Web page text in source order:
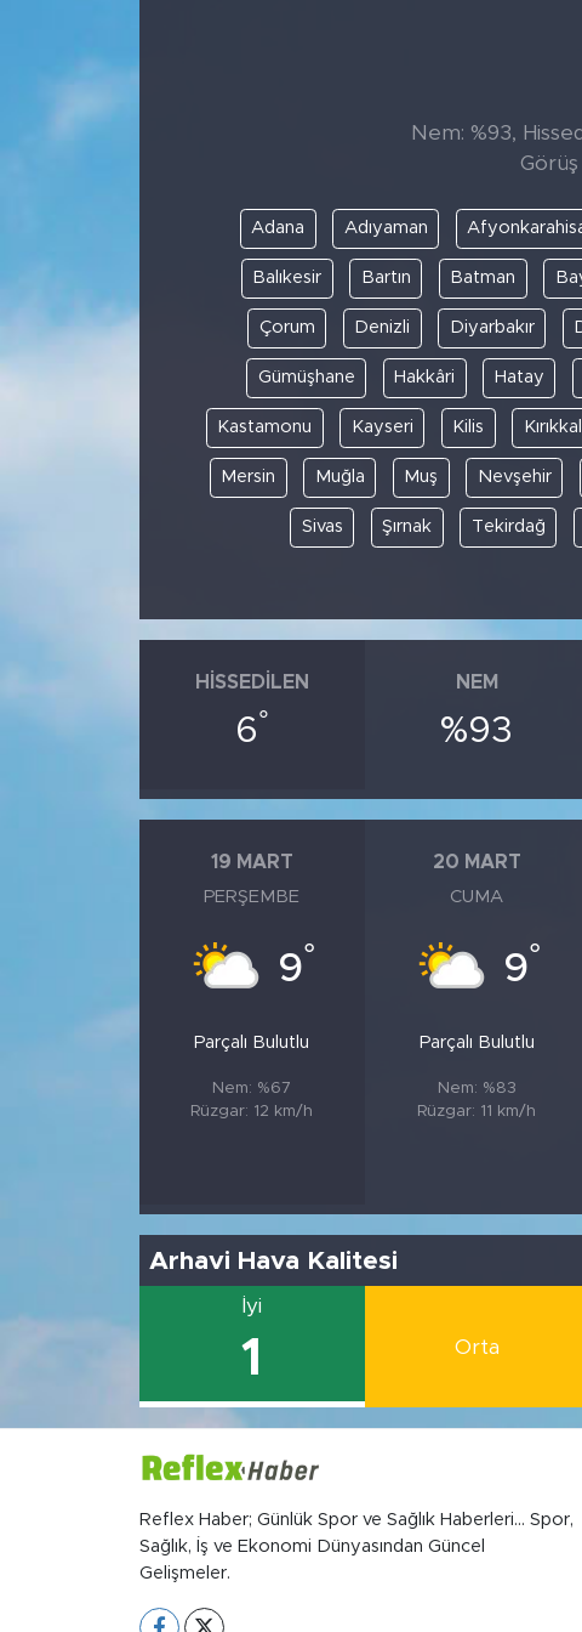
Nem: %93,
Görüş
Adana Adıyaman
Balıkesir Bartın Batman
Çorum Denizli Diyarbakır
Gümüşhane Hakkâri Hatay
Kastamonu Kayseri Kilis
Mersin Muğla Muş Nevşehir
Sivas Şırnak Tekirdağ
HISSEDILEN
6°
NEM
%93
19 MART
PERŞEMBE
9°
Parçalı Bulutlu
Nem: %67
Rüzgar: 12 km/h
20 MART
CUMA
9°
Parçalı Bulutlu
Nem: %83
Rüzgar: 11 km/h
Arhavi Hava Kalitesi
İyi
1 Orta
Reflex Haber; Günlük Spor ve Sağlık Haberleri... Spor,
Sağlık, İş ve Ekonomi Dünyasından Güncel
Gelişmeler.